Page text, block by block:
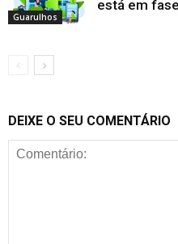
Guarulhos
está em
DEIXE O SEU COMENTÁRIO